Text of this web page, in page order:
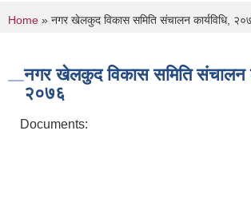
You are here
Home » नगर खेलकुद विकास समिति संचालन कार्यविधि,
नगर खेलकुद विकास समिति संचालन
२०७६
Documents: